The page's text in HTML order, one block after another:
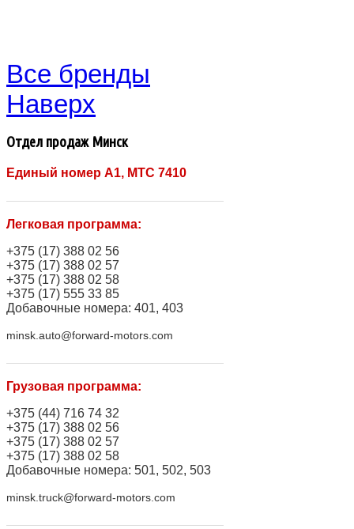
Все бренды
Наверх
Отдел продаж Минск
Единый номер A1, МТС 7410
Легковая программа:
+375 (17) 388 02 56
+375 (17) 388 02 57
+375 (17) 388 02 58
+375 (17) 555 33 85
Добавочные номера: 401, 403
minsk.auto@forward-motors.com
Грузовая программа:
+375 (44) 716 74 32
+375 (17) 388 02 56
+375 (17) 388 02 57
+375 (17) 388 02 58
Добавочные номера: 501, 502, 503
minsk.truck@forward-motors.com